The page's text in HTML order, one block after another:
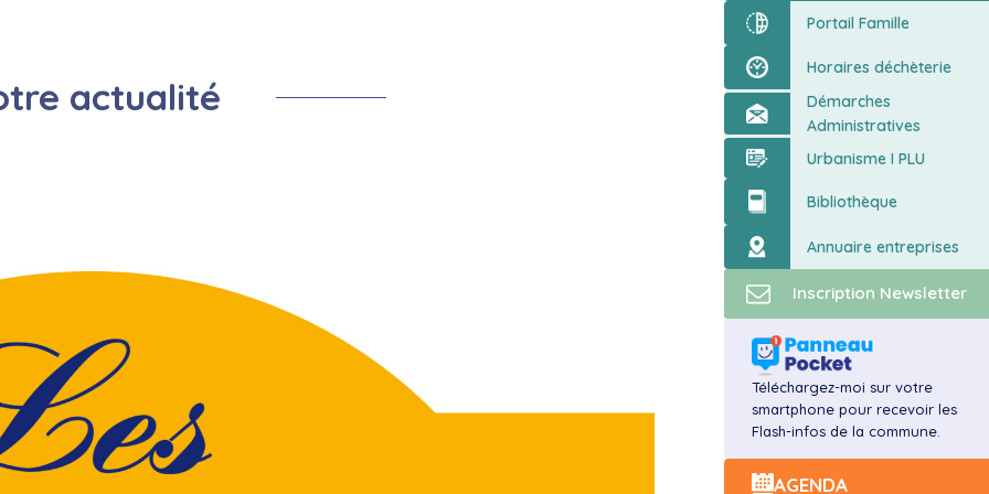
Portail Famille
Horaires déchèterie
Démarches
Administratives
Urbanisme I PLU
Bibliothèque
Annuaire entreprises
Inscription Newsletter
Téléchargez-moi sur votre
smartphone pour recevoir les
Flash-infos de la commune.
AGENDA
actualité